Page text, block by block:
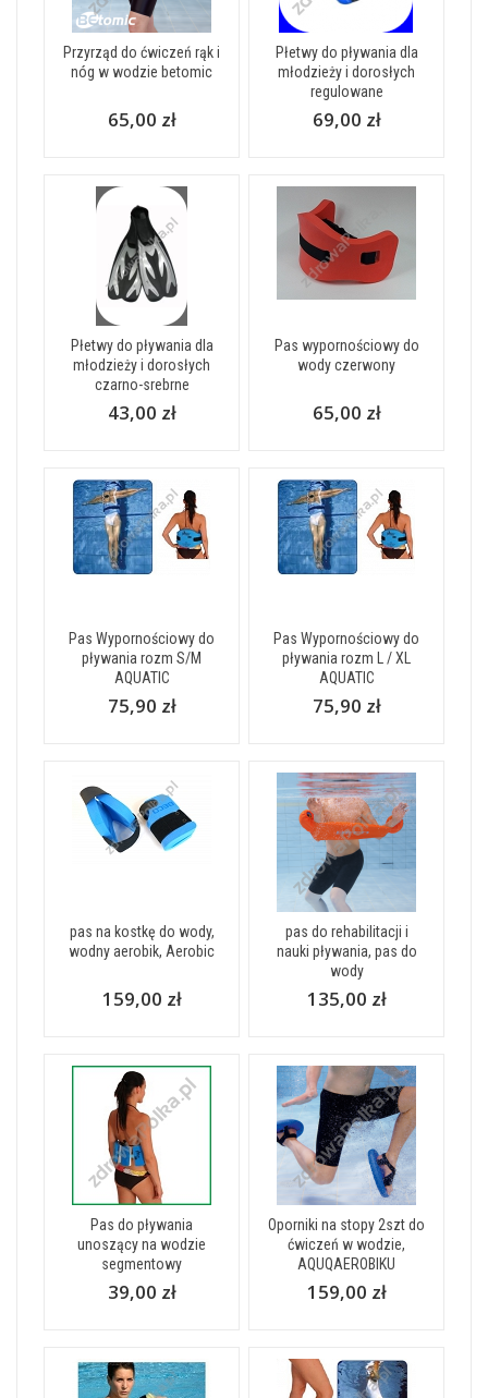
Przyrząd do ćwiczeń rąk i
nóg w wodzie betomic
65,00 zł
Płetwy do pływania dla
młodzieży i dorosłych
regulowane
69,00 zł
Płetwy do pływania dla
młodzieży i dorosłych
czarno-srebrne
43,00 zł
Pas wypornościowy do
wody czerwony
65,00 zł
Pas Wypornościowy do
pływania rozm S/M
AQUATIC
75,90 zł
Pas Wypornościowy do
pływania rozm L / XL
AQUATIC
75,90 zł
pas na kostkę do wody,
wodny aerobik, Aerobic
159,00 zł
pas do rehabilitacji i
nauki pływania, pas do
wody
135,00 zł
Pas do pływania
unoszący na wodzie
segmentowy
39,00 zł
Oporniki na stopy 2szt do
ćwiczeń w wodzie,
AQUQAEROBIKU
159,00 zł